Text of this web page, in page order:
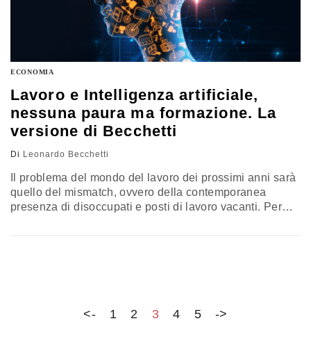
ECONOMIA
Lavoro e Intelligenza artificiale,
nessuna paura ma formazione. La
versione di Becchetti
Di Leonardo Becchetti
Il problema del mondo del lavoro dei prossimi anni sarà
quello del mismatch, ovvero della contemporanea
presenza di disoccupati e posti di lavoro vacanti. Per
<- 1 2 3 4 5 ->